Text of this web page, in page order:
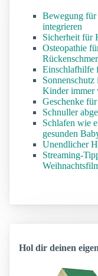
Bewegung
integrieren
Sicherheit für
Osteopathie
Einschlafhilfe
Kinder immer
Geschenke
Schnuller
Schlafen wie
gesunden
Unendlicher
Streaming-
Hol dir deinen